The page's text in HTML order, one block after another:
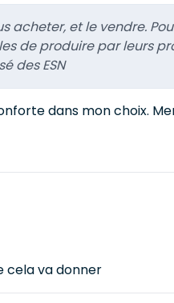
acheter, et le vendre.
de produire par leurs
des ESN
dans mon choix.
cela va donner